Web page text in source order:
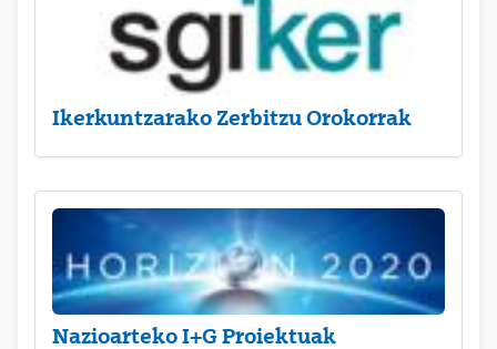
Ikerkuntzarako Zerbitzu Orokorrak
Nazioarteko I+G Proiektuak